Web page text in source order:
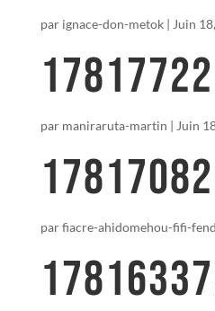
par ignace-don-metok| Juin
par maniraruta-martin | Juin
parfiacre-ahidomehou-fifi-